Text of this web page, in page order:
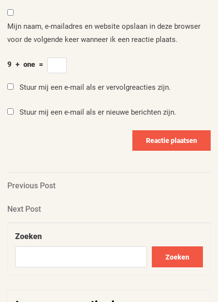
Mijn naam, e-mailadres en website opslaan in deze browser
voor de volgende keer wanneer ik een reactie plaats.
9 + one =
Stuur mij een e-mail als er vervolgreacties zijn.
Stuur mij een e-mail als er nieuwe berichten zijn.
Berichtnavigatie
Previous
Previous Post
Next
Next Post
Zoeken
Zoeken